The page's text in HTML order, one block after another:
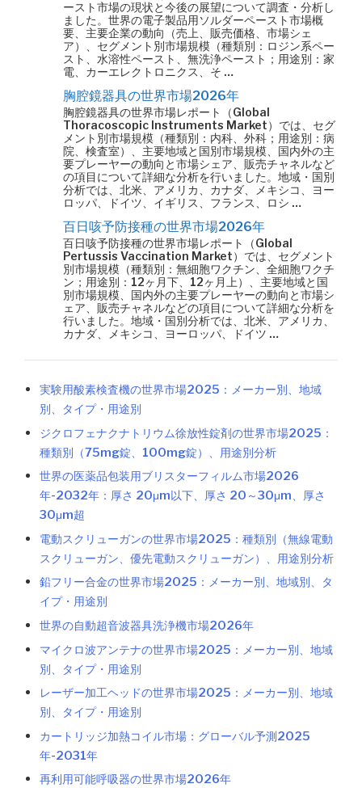
ースト市場の現状と今後の展望について調査・分析し
ました。世界の電子製品用ソルダーペースト市場概
要、主要企業の動向（売上、販売価格、市場シェ
ア）、セグメント別市場規模（種類別：ロジン系ペー
スト、水溶性ペースト、無洗浄ペースト；用途別：家
電、カーエレクトロニクス、そ …
胸腔鏡器具の世界市場2026年
胸腔鏡器具の世界市場レポート（Global
Thoracoscopic Instruments Market）では、セグ
メント別市場規模（種類別：内科、外科；用途別：病
院、検査室）、主要地域と国別市場規模、国内外の主
要プレーヤーの動向と市場シェア、販売チャネルなど
の項目について詳細な分析を行いました。地域・国別
分析では、北米、アメリカ、カナダ、メキシコ、ヨー
ロッパ、ドイツ、イギリス、フランス、ロシ …
百日咳予防接種の世界市場2026年
百日咳予防接種の世界市場レポート（Global
Pertussis Vaccination Market）では、セグメント
別市場規模（種類別：無細胞ワクチン、全細胞ワクチ
ン；用途別：12ヶ月下、12ヶ月上）、主要地域と国
別市場規模、国内外の主要プレーヤーの動向と市場シ
ェア、販売チャネルなどの項目について詳細な分析を
行いました。地域・国別分析では、北米、アメリカ、
カナダ、メキシコ、ヨーロッパ、ドイツ …
実験用酸素検査機の世界市場2025：メーカー別、地域
別、タイプ・用途別
ジクロフェナクナトリウム徐放性錠剤の世界市場2025：
種類別（75mg錠、100mg錠）、用途別分析
世界の医薬品包装用ブリスターフィルム市場2026
年-2032年：厚さ 20μm以下、厚さ 20～30μm、厚さ
30μm超
電動スクリューガンの世界市場2025：種類別（無線電動
スクリューガン、優先電動スクリューガン）、用途別分析
鉛フリー合金の世界市場2025：メーカー別、地域別、タ
イプ・用途別
世界の自動超音波器具洗浄機市場2026年
マイクロ波アンテナの世界市場2025：メーカー別、地域
別、タイプ・用途別
レーザー加工ヘッドの世界市場2025：メーカー別、地域
別、タイプ・用途別
カートリッジ加熱コイル市場：グローバル予測2025
年-2031年
再利用可能呼吸器の世界市場2026年